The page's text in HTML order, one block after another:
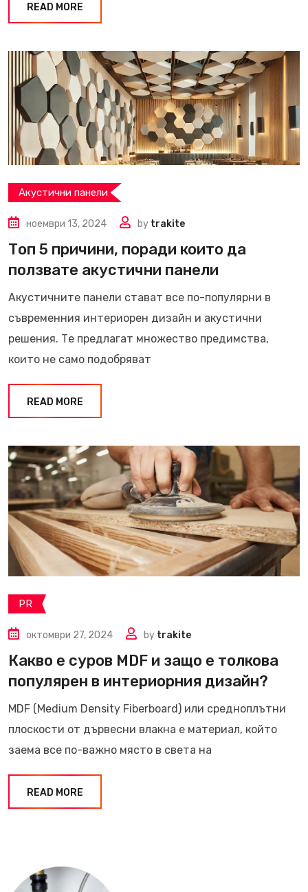
READ MORE
Акустични панели
ноември 13, 2024 by trakite
Топ 5 причини, поради които да
ползвате акустични панели
Акустичните панели стават все по-популярни в
съвременния интериорен дизайн и акустични
решения. Те предлагат множество предимства,
които не само подобряват
READ MORE
PR
октомври 27, 2024 by trakite
Какво е суров MDF и защо е толкова
популярен в интериорния дизайн?
MDF (Medium Density Fiberboard) или средноплътни
плоскости от дървесни влакна е материал, който
заема все по-важно място в света на
READ MORE